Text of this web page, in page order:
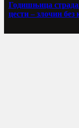
Годишњица
цести – злочин без